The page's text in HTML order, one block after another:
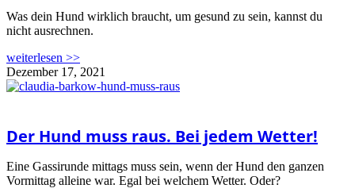
Was dein Hund wirklich braucht, um gesund zu sein, kannst du
nicht ausrechnen.
weiterlesen >>
Dezember 17, 2021
Der Hund muss raus. Bei jedem Wetter!
Eine Gassirunde mittags muss sein, wenn der Hund den ganzen
Vormittag alleine war. Egal bei welchem Wetter. Oder?